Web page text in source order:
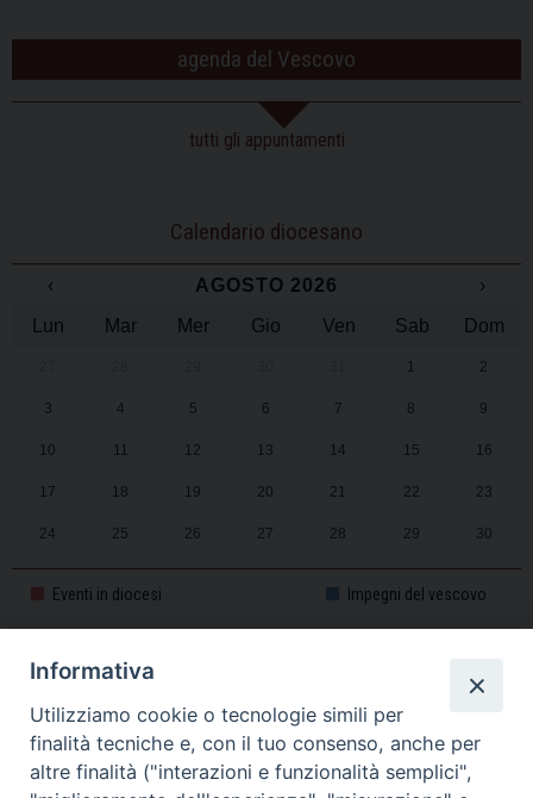
agenda del Vescovo
tutti gli appuntamenti
Calendario diocesano
‹ AGOSTO 2026
›
Lun
Mar Mer Gio Ven Sab Dom
1 2
3 4 5 6 7 8 9
10 11 12 13 14 15 16
17 18 19 20 21 22 23
24 25 26 27 28 29 30
31 1 2 3 4 5 6
Eventi in diocesi Impegni del vescovo
CALENDARIO PASTORALE 2025-2026
Informativa
Utilizziamo cookie o tecnologie simili per
finalità tecniche e, con il tuo consenso, anche per
altre finalità ("interazioni e funzionalità semplici",